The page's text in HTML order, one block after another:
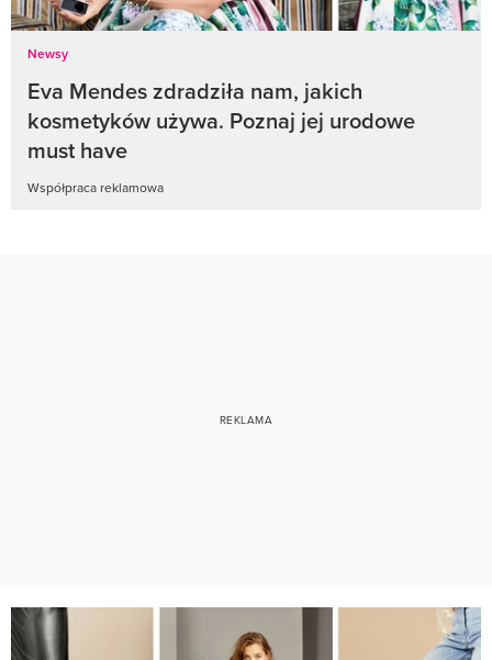
Newsy
Eva Mendes zdradziła nam, jakich
kosmetyków używa. Poznaj jej urodowe
must have
Współpraca reklamowa